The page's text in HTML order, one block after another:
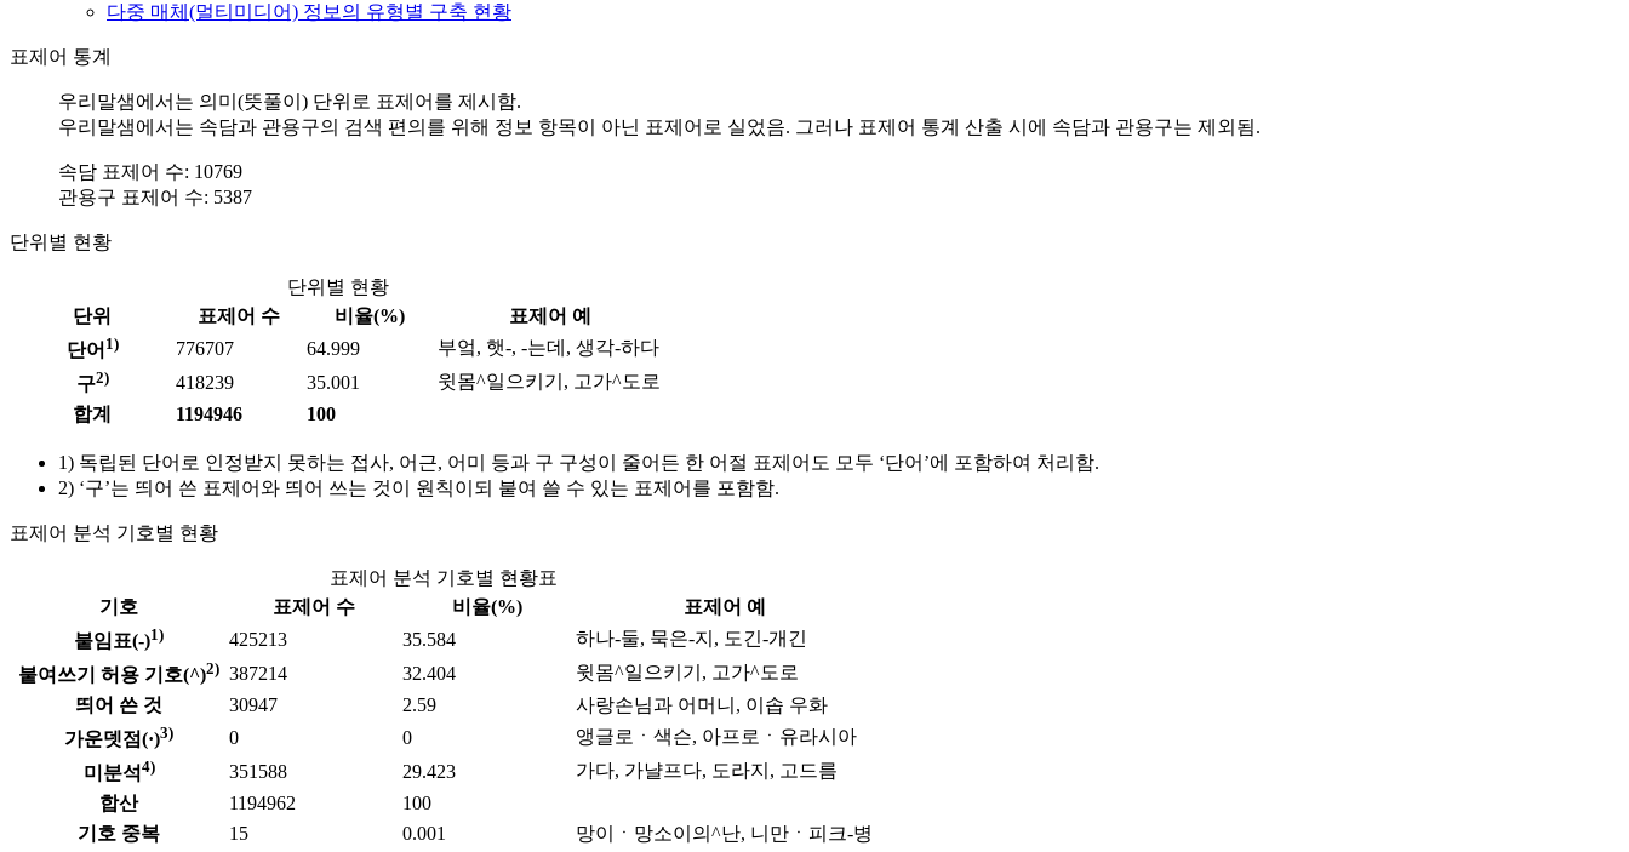
다중 매체(멀티미디어) 정보의 유형별 구축 현황
표제어 통계
우리말샘에서는 의미(뜻풀이) 단위로 표제어를 제시함.
우리말샘에서는 속담과 관용구의 검색 편의를 위해 정보 항목이 아닌 표제어로 실었음. 그러나 표제어 통계 산출 시에 속담과 관용구는 제외됨.
속담 표제어 수: 10769
관용구 표제어 수: 5387
단위별 현황
단위별 현황
단위
표제어 수 비율(%)
표제어 예
단어 1) 776707 64.999
부엌, 햇-, -는데, 생각-하다
구2) 418239 35.001
윗몸^일으키기, 고가^도로
합계
1194946 100
1) 독립된 단어로 인정받지 못하는 접사, 어근, 어미 등과 구 구성이 줄어든 한 어절 표제어도 모두 ‘단어’에 포함하여 처리함.
2) ‘구’는 띄어 쓴 표제어와 띄어 쓰는 것이 원칙이되 붙여 쓸 수 있는 표제어를 포함함.
표제어 분석 기호별 현황
표제어 분석 기호별 현황표
기호
표제어 수 비율(%)
표제어 예
붙임표(-)1) 425213 35.584
하나-둘, 묵은-지, 도긴-개긴
붙여쓰기 허용 기호(^)2) 387214 32.404
윗몸^일으키기, 고가^도로
띄어 쓴 것
30947 2.59
사랑손님과 어머니, 이솝 우화
가운뎃점(·)3) 0 0
앵글로ㆍ색슨, 아프로ㆍ유라시아
미분석 4) 351588 29.423
가다, 가냘프다, 도라지, 고드름
합산
1194962
100
기호 중복
15 0.001
망이ㆍ망소이의^난, 니만ㆍ피크-병